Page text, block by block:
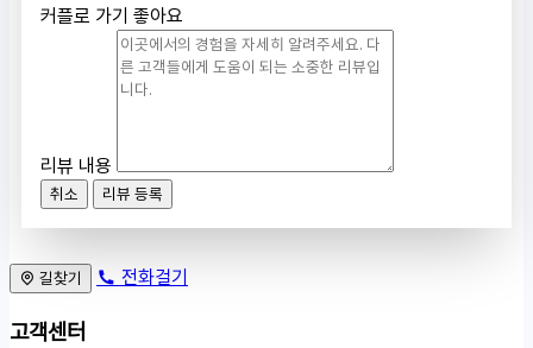
커플로 가기 좋아요
리뷰 내용
취소 리뷰 등록
길찾기 전화걸기
고객센터